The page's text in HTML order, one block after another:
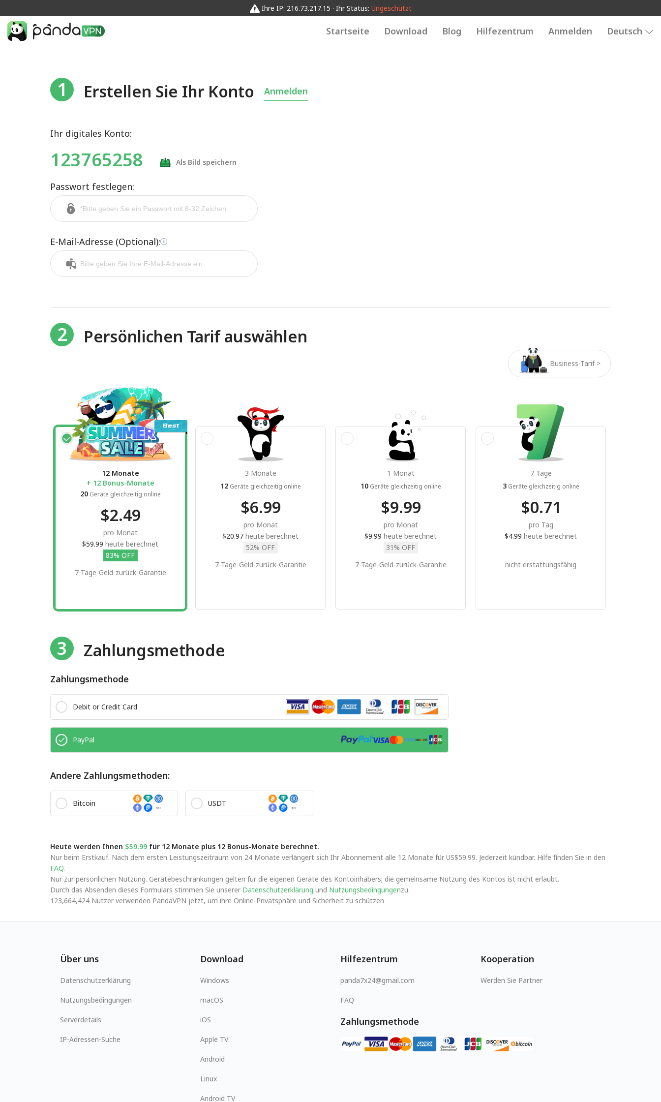
Ihre IP: 216.73.217.15 · Ihr Status: Ungeschützt
Startseite Download Blog Hilfezentrum Anmelden Deutsch
1 Erstellen Sie Ihr Konto Anmelden
Ihr digitales Konto:
123765258 Als Bild speichern
Passwort festlegen:
E-Mail-Adresse (Optional): i
2 Persönlichen Tarif auswählen
Business-Tarif >
12 Monate
+ 12 Bonus-Monate
20Geräte gleichzeitig online
$2.49
pro Monat
$59.99 heute berechnet
83% OFF
7-Tage-Geld-zurück-Garantie
3 Monate
12Geräte gleichzeitig online
$6.99
pro Monat
$20.97 heute berechnet
52% OFF
7-Tage-Geld-zurück-Garantie
1 Monat
10Geräte gleichzeitig online
$9.99
pro Monat
$9.99 heute berechnet
31% OFF
7-Tage-Geld-zurück-Garantie
7 Tage
3Geräte gleichzeitig online
$0.71
pro Tag
$4.99 heute berechnet
nicht erstattungsfähig
3 Zahlungsmethode
Zahlungsmethode
Debit or Credit Card
PayPal
Andere Zahlungsmethoden:
Bitcoin USDT
Heute werden Ihnen $59.99 für 12 Monate plus 12 Bonus-Monate berechnet.
Nur beim Erstkauf. Nach dem ersten Leistungszeitraum von 24 Monate verlängert sich Ihr Abonnement alle 12 Monate für US$59.99. Jederzeit kündbar. Hilfe finden Sie in den
FAQ.
Nur zur persönlichen Nutzung. Gerätebeschränkungen gelten für die eigenen Geräte des Kontoinhabers; die gemeinsame Nutzung des Kontos ist nicht erlaubt.
Durch das Absenden dieses Formulars stimmen Sie unserer Datenschutzerklärung und Nutzungsbedingungenzu.
123,664,424 Nutzer verwenden PandaVPN jetzt, um ihre Online-Privatsphäre und Sicherheit zu schützen
Über uns
Datenschutzerklärung
Nutzungsbedingungen
Serverdetails
IP-Adressen-Suche
Download
Windows
macOS
iOS
Apple TV
Android
Linux
Android TV
Hilfezentrum
panda7x24@gmail.com
FAQ
Kooperation
Werden Sie Partner
Zahlungsmethode